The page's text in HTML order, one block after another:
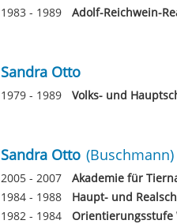
1983 - 1989 Adolf-Reichwein-
Sandra Otto
1979 - 1989 Volks- und
Sandra Otto (Buschmann)
2005 - 2007 Akademie für
1984 - 1988
Haupt- und
1982 - 1984
Orientierungsstufe